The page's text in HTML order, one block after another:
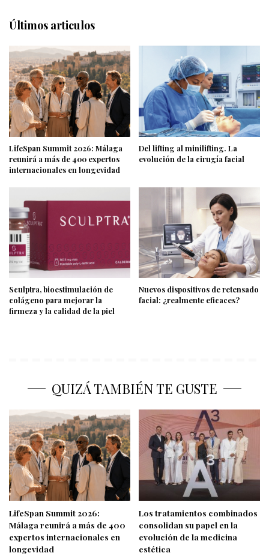
Últimos articulos
LifeSpan Summit 2026: Málaga
reunirá a más de 400 expertos
internacionales en longevidad
Del lifting al minilifting. La
evolución de la cirugía facial
Sculptra, bioestimulación de
colágeno para mejorar la
firmeza y la calidad de la piel
Nuevos dispositivos de retensado
facial: ¿realmente eficaces?
QUIZÁ TAMBIÉN TE GUSTE
LifeSpan Summit 2026:
Málaga reunirá a más de 400
expertos internacionales en
longevidad
Los tratamientos combinados
consolidan su papel en la
evolución de la medicina
estética